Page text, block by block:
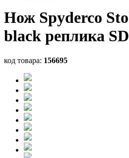
Нож Spyderco
black реплика
код товара: 156695